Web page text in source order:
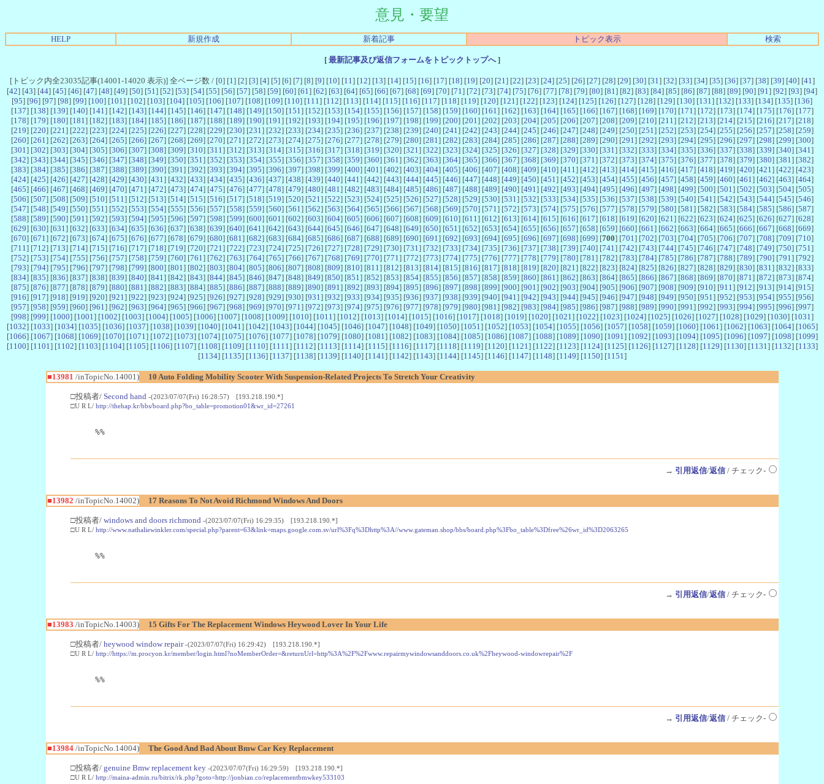
意見・要望
HELP 新規作成 新着記事 トピック表示 検索
[最新記事及び返信フォームをトピックトップへ]
[トピック内全23035記事(14001-14020 表示)] 全ページ数 / [0] [1 ] [2] [3] [4] [5] [6] [7] [8] [9] [10] [11 ] [12] [13] [14] [15] [16] [17] [18] [19] [20] [21 ] [22] [23] [24] [25] [26] [27] [28] [29] [30] [31 ] [32] [33] [34] [35] [36] [37] [38] [39] [40] [41 ]
[42] [43] [44] [45] [46] [47] [48] [49] [50] [51 ] [52] [53] [54] [55] [56] [57] [58] [59] [60] [61 ] [62] [63] [64] [65] [66] [67] [68] [69] [70] [71 ] [72] [73] [74] [75] [76] [77] [78] [79] [80] [81 ] [82] [83] [84] [85] [86] [87] [88] [89] [90] [91 ] [92] [93] [94]
[95] [96] [97] [98] [99] [100] [101 ] [102] [103] [104] [105] [106] [107] [108] [109] [110] [111 ] [112] [113] [114] [115] [116] [117] [118] [119] [120] [121 ] [122] [123] [124] [125] [126] [127] [128] [129] [130] [131 ] [132] [133] [134] [135] [136]
[137] [138] [139] [140] [141 ] [142] [143] [144] [145] [146] [147] [148] [149] [150] [151 ] [152] [153] [154] [155] [156] [157] [158] [159] [160] [161 ] [162] [163] [164] [165] [166] [167] [168] [169] [170] [171 ] [172] [173] [174] [175] [176] [177]
[178] [179] [180] [181 ] [182] [183] [184] [185] [186] [187] [188] [189] [190] [191 ] [192] [193] [194] [195] [196] [197] [198] [199] [200] [201 ] [202] [203] [204] [205] [206] [207] [208] [209] [210] [211 ] [212] [213] [214] [215] [216] [217] [218]
[219] [220] [221 ] [222] [223] [224] [225] [226] [227] [228] [229] [230] [231 ] [232] [233] [234] [235] [236] [237] [238] [239] [240] [241 ] [242] [243] [244] [245] [246] [247] [248] [249] [250] [251 ] [252] [253] [254] [255] [256] [257] [258] [259]
[260] [261 ] [262] [263] [264] [265] [266] [267] [268] [269] [270] [271 ] [272] [273] [274] [275] [276] [277] [278] [279] [280] [281 ] [282] [283] [284] [285] [286] [287] [288] [289] [290] [291 ] [292] [293] [294] [295] [296] [297] [298] [299] [300]
[301 ] [302] [303] [304] [305] [306] [307] [308] [309] [310] [311 ] [312] [313] [314] [315] [316] [317] [318] [319] [320] [321 ] [322] [323] [324] [325] [326] [327] [328] [329] [330] [331 ] [332] [333] [334] [335] [336] [337] [338] [339] [340] [341 ]
[342] [343] [344] [345] [346] [347] [348] [349] [350] [351 ] [352] [353] [354] [355] [356] [357] [358] [359] [360] [361 ] [362] [363] [364] [365] [366] [367] [368] [369] [370] [371 ] [372] [373] [374] [375] [376] [377] [378] [379] [380] [381 ] [382]
[383] [384] [385] [386] [387] [388] [389] [390] [391 ] [392] [393] [394] [395] [396] [397] [398] [399] [400] [401 ] [402] [403] [404] [405] [406] [407] [408] [409] [410] [411 ] [412] [413] [414] [415] [416] [417] [418] [419] [420] [421 ] [422] [423]
[424] [425] [426] [427] [428] [429] [430] [431 ] [432] [433] [434] [435] [436] [437] [438] [439] [440] [441 ] [442] [443] [444] [445] [446] [447] [448] [449] [450] [451 ] [452] [453] [454] [455] [456] [457] [458] [459] [460] [461 ] [462] [463] [464]
[465] [466] [467] [468] [469] [470] [471 ] [472] [473] [474] [475] [476] [477] [478] [479] [480] [481 ] [482] [483] [484] [485] [486] [487] [488] [489] [490] [491 ] [492] [493] [494] [495] [496] [497] [498] [499] [500] [501 ] [502] [503] [504] [505]
[506] [507] [508] [509] [510] [511 ] [512] [513] [514] [515] [516] [517] [518] [519] [520] [521 ] [522] [523] [524] [525] [526] [527] [528] [529] [530] [531 ] [532] [533] [534] [535] [536] [537] [538] [539] [540] [541 ] [542] [543] [544] [545] [546]
[547] [548] [549] [550] [551 ] [552] [553] [554] [555] [556] [557] [558] [559] [560] [561 ] [562] [563] [564] [565] [566] [567] [568] [569] [570] [571 ] [572] [573] [574] [575] [576] [577] [578] [579] [580] [581 ] [582] [583] [584] [585] [586] [587]
[588] [589] [590] [591 ] [592] [593] [594] [595] [596] [597] [598] [599] [600] [601 ] [602] [603] [604] [605] [606] [607] [608] [609] [610] [611 ] [612] [613] [614] [615] [616] [617] [618] [619] [620] [621 ] [622] [623] [624] [625] [626] [627] [628]
[629] [630] [631 ] [632] [633] [634] [635] [636] [637] [638] [639] [640] [641 ] [642] [643] [644] [645] [646] [647] [648] [649] [650] [651 ] [652] [653] [654] [655] [656] [657] [658] [659] [660] [661 ] [662] [663] [664] [665] [666] [667] [668] [669]
[670] [671 ] [672] [673] [674] [675] [676] [677] [678] [679] [680] [681 ] [682] [683] [684] [685] [686] [687] [688] [689] [690] [691 ] [692] [693] [694] [695] [696] [697] [698] [699] [700] [701 ] [702] [703] [704] [705] [706] [707] [708] [709] [710]
[711 ] [712] [713] [714] [715] [716] [717] [718] [719] [720] [721 ] [722] [723] [724] [725] [726] [727] [728] [729] [730] [731 ] [732] [733] [734] [735] [736] [737] [738] [739] [740] [741 ] [742] [743] [744] [745] [746] [747] [748] [749] [750] [751 ]
[752] [753] [754] [755] [756] [757] [758] [759] [760] [761 ] [762] [763] [764] [765] [766] [767] [768] [769] [770] [771 ] [772] [773] [774] [775] [776] [777] [778] [779] [780] [781 ] [782] [783] [784] [785] [786] [787] [788] [789] [790] [791 ] [792]
[793] [794] [795] [796] [797] [798] [799] [800] [801 ] [802] [803] [804] [805] [806] [807] [808] [809] [810] [811 ] [812] [813] [814] [815] [816] [817] [818] [819] [820] [821 ] [822] [823] [824] [825] [826] [827] [828] [829] [830] [831 ] [832] [833]
[834] [835] [836] [837] [838] [839] [840] [841 ] [842] [843] [844] [845] [846] [847] [848] [849] [850] [851 ] [852] [853] [854] [855] [856] [857] [858] [859] [860] [861 ] [862] [863] [864] [865] [866] [867] [868] [869] [870] [871 ] [872] [873] [874]
[875] [876] [877] [878] [879] [880] [881 ] [882] [883] [884] [885] [886] [887] [888] [889] [890] [891 ] [892] [893] [894] [895] [896] [897] [898] [899] [900] [901 ] [902] [903] [904] [905] [906] [907] [908] [909] [910] [911 ] [912] [913] [914] [915]
[916] [917] [918] [919] [920] [921 ] [922] [923] [924] [925] [926] [927] [928] [929] [930] [931 ] [932] [933] [934] [935] [936] [937] [938] [939] [940] [941 ] [942] [943] [944] [945] [946] [947] [948] [949] [950] [951 ] [952] [953] [954] [955] [956]
[957] [958] [959] [960] [961 ] [962] [963] [964] [965] [966] [967] [968] [969] [970] [971 ] [972] [973] [974] [975] [976] [977] [978] [979] [980] [981 ] [982] [983] [984] [985] [986] [987] [988] [989] [990] [991 ] [992] [993] [994] [995] [996] [997]
[998] [999] [1000] [1001 ] [1002] [1003] [1004] [1005] [1006] [1007] [1008] [1009] [1010] [1011 ] [1012] [1013] [1014] [1015] [1016] [1017] [1018] [1019] [1020] [1021 ] [1022] [1023] [1024] [1025] [1026] [1027] [1028] [1029] [1030] [1031 ]
[1032] [1033] [1034] [1035] [1036] [1037] [1038] [1039] [1040] [1041 ] [1042] [1043] [1044] [1045] [1046] [1047] [1048] [1049] [1050] [1051 ] [1052] [1053] [1054] [1055] [1056] [1057] [1058] [1059] [1060] [1061 ] [1062] [1063] [1064] [1065]
[1066] [1067] [1068] [1069] [1070] [1071 ] [1072] [1073] [1074] [1075] [1076] [1077] [1078] [1079] [1080] [1081 ] [1082] [1083] [1084] [1085] [1086] [1087] [1088] [1089] [1090] [1091 ] [1092] [1093] [1094] [1095] [1096] [1097] [1098] [1099]
[1100] [1101 ] [1102] [1103] [1104] [1105] [1106] [1107] [1108] [1109] [1110] [1111 ] [1112] [1113] [1114] [1115] [1116] [1117] [1118] [1119] [1120] [1121 ] [1122] [1123] [1124] [1125] [1126] [1127] [1128] [1129] [1130] [1131 ] [1132] [1133]
[1134] [1135] [1136] [1137] [1138] [1139] [1140] [1141 ] [1142] [1143] [1144] [1145] [1146] [1147] [1148] [1149] [1150] [1151 ]
■13981 /inTopicNo.14001) 10 Auto Folding Mobility Scooter With Suspension-Related Projects To Stretch Your Creativity
□投稿者/ Second hand -(2023/07/07(Fri) 16:28:57) [193.218.190.*]
□U R L/ http://thehap.kr/bbs/board.php?bo_table=promotion01&wr_id=27261
%%
→ 引用返信/返信/ チェック-
■13982 /inTopicNo.14002) 17 Reasons To Not Avoid Richmond Windows And Doors
□投稿者/ windows and doors richmond -(2023/07/07(Fri) 16:29:35) [193.218.190.*]
□U R L/ http://www.nathaliewinkler.com/special.php?parent=63&link=maps.google.com.sv/url%3Fq%3Dhttp%3A//www.gateman.shop/bbs/board.php%3Fbo_table%3Dfree%26wr_id%3D2063265
%%
→ 引用返信/返信/ チェック-
■13983 /inTopicNo.14003) 15 Gifts For The Replacement Windows Heywood Lover In Your Life
□投稿者/ heywood window repair -(2023/07/07(Fri) 16:29:42) [193.218.190.*]
□U R L/ http://https://m.procyon.kr/member/login.html?noMemberOrder=&returnUrl=http%3A%2F%2Fwww.repairmywindowsanddoors.co.uk%2Fheywood-windowrepair%2F
%%
→ 引用返信/返信/ チェック-
■13984/inTopicNo.14004) The Good And Bad About Bmw Car Key Replacement
□投稿者/ genuine Bmw replacement key -(2023/07/07(Fri) 16:29:59) [193.218.190.*]
□U R L/ http://maina-admin.ru/bitrix/rk.php?goto=http://jonbian.co/replacementbmwkey533103